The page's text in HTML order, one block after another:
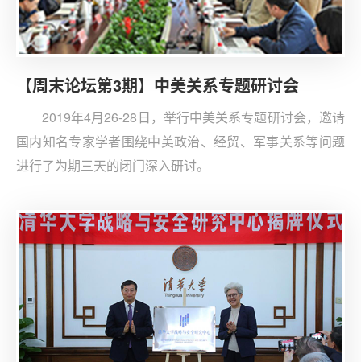
【周末论坛第3期】中美关系专题研讨会
2019年4月26-28日，举行中美关系专题研讨会，邀请
国内知名专家学者围绕中美政治、经贸、军事关系等问题
进行了为期三天的闭门深入研讨。